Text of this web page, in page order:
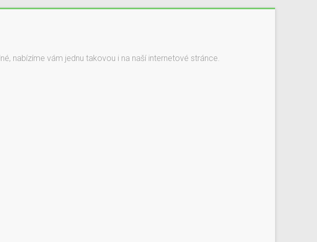
nabízíme vám jednu takovou i na naší internetové stránce.